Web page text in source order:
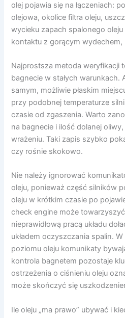
olej pojawia się na łączeniach:
olejowa, okolice filtra oleju,
wycieku zapach spalonego
kontaktu z gorącym
Najprostsza metoda weryfikacji
bagnecie w stałych
samym, możliwie płaskim
przy podobnej temperaturze
czasie od zgaszenia. Warto
na bagnecie i ilość dolanej
wrażeniu. Taki zapis szybko
czy rośnie skokowo.
Nie należy ignorować
oleju, ponieważ część silników
oleju w krótkim czasie po
check engine może
nieprawidłową pracą układu
układem oczyszczania spalin.
poziomu oleju komunikaty
kontrola bagnetem pozostaje
ostrzeżenia o ciśnieniu oleju
może skończyć się
Ile oleju „ma prawo” ubywać i